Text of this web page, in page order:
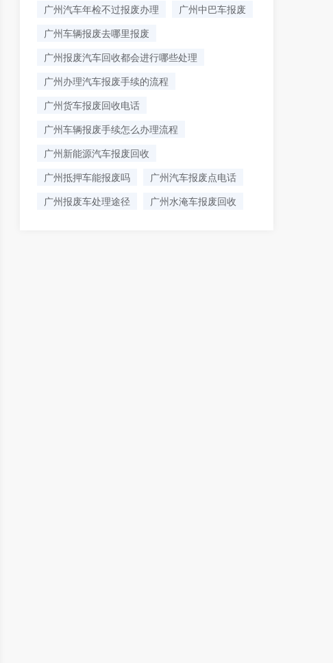
广州汽车年检不过报废办理
广州中巴车报废
广州车辆报废去哪里报废
广州报废汽车回收都会进行哪些处理
广州办理汽车报废手续的流程
广州货车报废回收电话
广州车辆报废手续怎么办理流程
广州新能源汽车报废回收
广州抵押车能报废吗
广州汽车报废点电话
广州报废车处理途径
广州水淹车报废回收